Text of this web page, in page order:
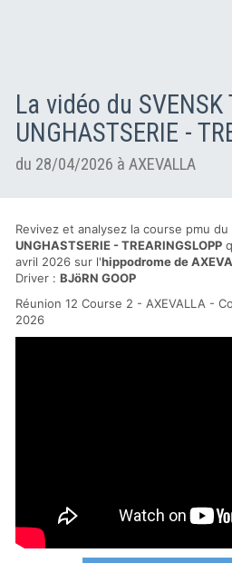
La vidéo du SVENSK
UNGHASTSERIE -
du 28/04/2026 à AXEVALLA
Revivez et analysez la course pmu du
UNGHASTSERIE - TREARINGSLOPP
avril 2026 sur l'hippodrome de
Driver : BJöRN GOOP
Réunion 12 Course 2 - AXEVALLA -
2026